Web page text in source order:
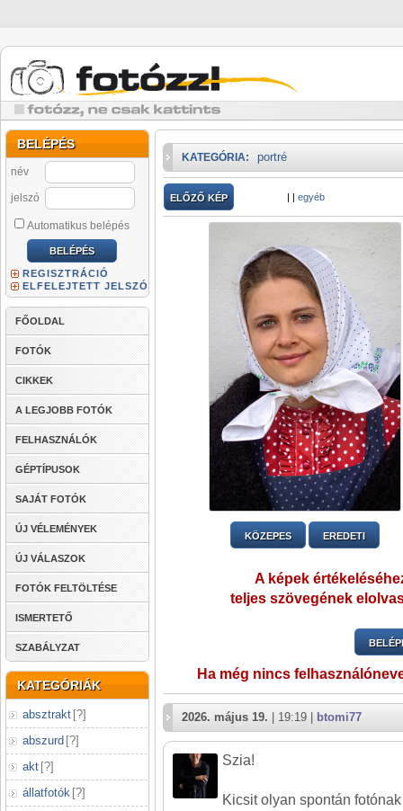
BELÉPÉS
név
jelszó
Automatikus belépés
REGISZTRÁCIÓ
ELFELEJTETT JELSZÓ
FŐOLDAL
FOTÓK
CIKKEK
A LEGJOBB FOTÓK
FELHASZNÁLÓK
GÉPTÍPUSOK
SAJÁT FOTÓK
ÚJ VÉLEMÉNYEK
ÚJ VÁLASZOK
FOTÓK FELTÖLTÉSE
ISMERTETŐ
SZABÁLYZAT
KATEGÓRIÁK
absztrakt [?]
abszurd [?]
akt [?]
állatfotók [?]
KATEGÓRIA: portré
ELŐZŐ KÉP | | egyéb
KÖZEPES EREDETI
A képek
teljes szövegének
Ha még nincs
2026. május 19. | 19:19 | btomi77
Szia!
Kicsit olyan spontán